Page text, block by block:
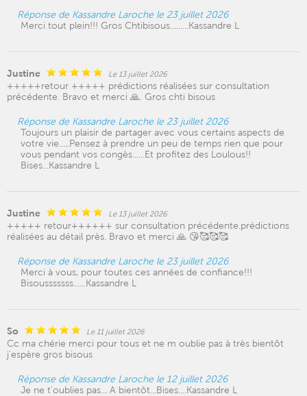
Réponse de Kassandre Laroche le 23 juillet 2026
Merci tout plein!!! Gros Chtibisous.........Kassandre L
Justine Le 13 juillet 2026
+++++retour +++++ prédictions réalisées sur consultation
précédente. Bravo et merci 🙏. Gros chti bisous
Réponse de Kassandre Laroche le 23 juillet 2026
Toujours un plaisir de partager avec vous certains aspects de
votre vie.....Pensez à prendre un peu de temps rien que pour
vous pendant vos congès......Et profitez des Loulous!!
Bises...Kassandre L
Justine Le 13 juillet 2026
+++++ retour++++++ sur consultation précédente.prédictions
réalisées au détail près. Bravo et merci 🙏 😘🥰🥰🥰
Réponse de Kassandre Laroche le 23 juillet 2026
Merci à vous, pour toutes ces années de confiance!!!
Bisousssssss......Kassandre L
So Le 11 juillet 2026
Cc ma chérie merci pour tous et ne m oublie pas à très bientôt
j’espère gros bisous
Réponse de Kassandre Laroche le 12 juillet 2026
Je ne t'oublies pas... A bientôt...Bises....Kassandre L